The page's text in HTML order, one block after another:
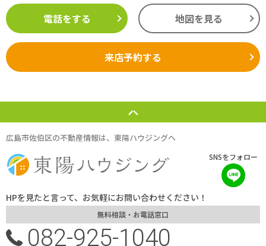
電話をする 地図を見る
来店予約する
広島市佐伯区の不動産情報は、東陽ハウジングへ
SNSをフォロー
HPを見たと言って、お気軽にお問い合わせください！
無料相談・お電話窓口
082-925-1040